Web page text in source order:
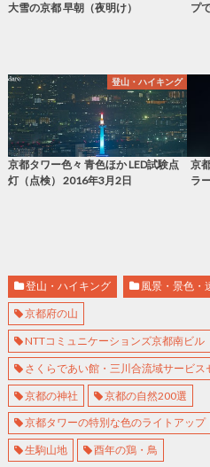
大雪の京都 早朝（夜明け）
プ
登山・ハイキング
京都タワー色々 青色ほか LED試験点
灯（点検） 2016年3月2日
京
ラ
登山・ハイキング 風景・景色・
京都府の山
NTTコミュニケーションズ京都南ビル
さくらであい館・三川合流域サービス
京都の神社 京都の自然200選
京都タワーの特別な色のライトアップ
生駒山地 酉年の鶏・鳥